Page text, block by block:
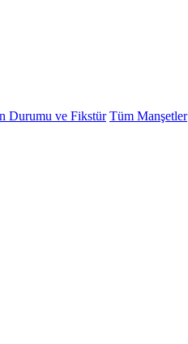
Durumu ve Fikstür Tüm Manşetler